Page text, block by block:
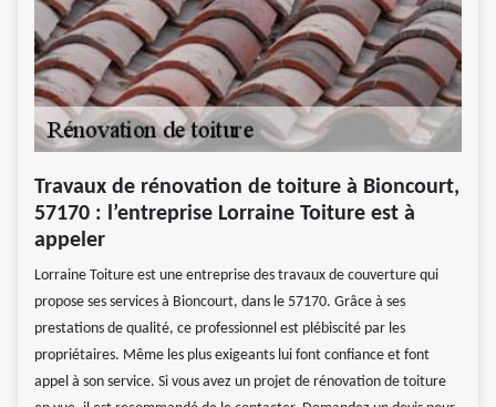
Travaux de rénovation de toiture à Bioncourt,
57170 : l’entreprise Lorraine Toiture est à
appeler
Lorraine Toiture est une entreprise des travaux de couverture qui
propose ses services à Bioncourt, dans le 57170. Grâce à ses
prestations de qualité, ce professionnel est plébiscité par les
propriétaires. Même les plus exigeants lui font confiance et font
appel à son service. Si vous avez un projet de rénovation de toiture